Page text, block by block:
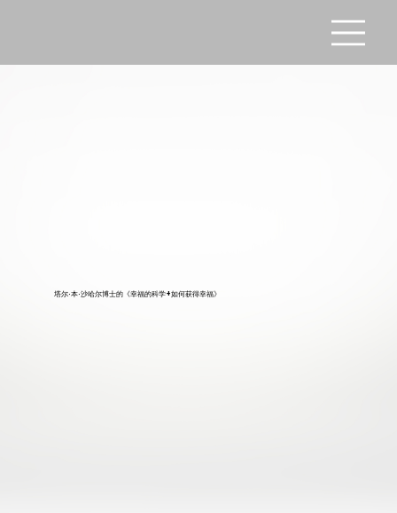
塔尔·本·沙哈尔博士的《幸福的科学+如何获得幸福》